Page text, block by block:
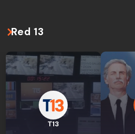
Red 13
T13